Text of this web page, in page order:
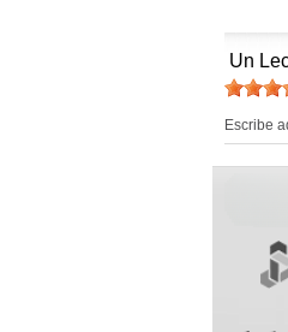
Un
Escribe